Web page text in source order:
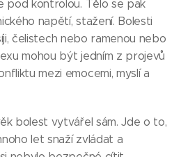
pod kontrolou. Tělo se pak
napětí, stažení. Bolesti
čelistech nebo ramenou nebo
mohou být jedním z projevů
mezi emocemi, myslí a
bolest vytvářel sám. Jde o to,
let snaží zvládat a